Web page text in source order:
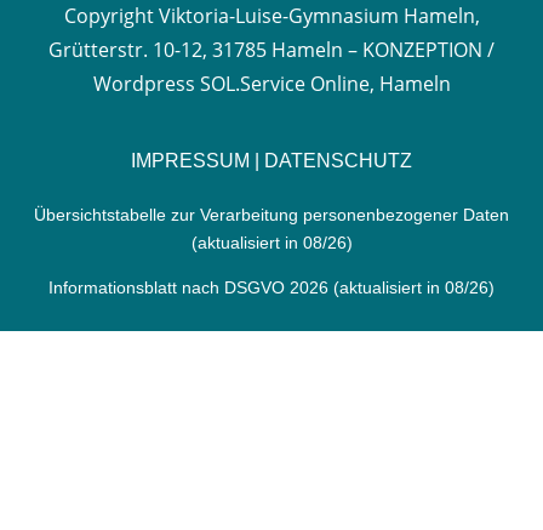
Copyright Viktoria-Luise-Gymnasium Hameln,
Grütterstr. 10-12, 31785 Hameln – KONZEPTION /
Wordpress SOL.Service Online, Hameln
IMPRESSUM DATENSCHUTZ
Übersichtstabelle zur Verarbeitung personenbezogener Daten
(aktualisiert in 08/26)
Informationsblatt nach DSGVO 2026 (aktualisiert in 08/26)